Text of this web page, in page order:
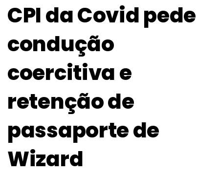
CPI da Covid pede
condução
coercitiva e
retenção de
passaporte de
Wizard